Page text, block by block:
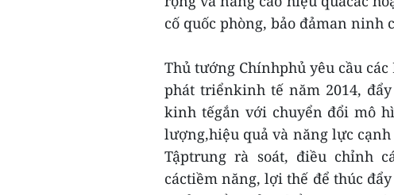
cố quốc phòng, bảo đảman
Thủ tướng Chínhphủ yêu cầu
phát triểnkinh tế năm 2014,
kinh tếgắn với chuyển đổi mô
lượng,hiệu quả và năng lực
Tậptrung rà soát, điều chỉnh
cáctiềm năng, lợi thế để thúc